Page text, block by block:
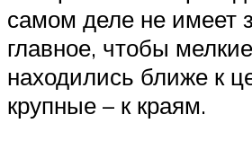
самом деле не имеет
главное, чтобы
находились ближе к
крупные – к краям.